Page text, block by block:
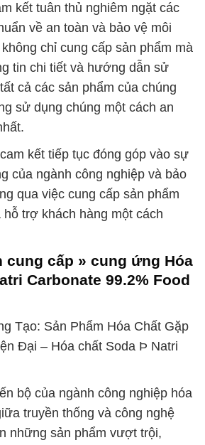
kết tuân thủ nghiêm ngặt các
về an toàn và bảo vệ môi
chỉ cung cấp sản phẩm mà
tin chi tiết và hướng dẫn sử
cả các sản phẩm của chúng
sử dụng chúng một cách an
kết tiếp tục đóng góp vào sự
của ngành công nghiệp và bảo
qua việc cung cấp sản phẩm
trợ khách hàng một cách
cấp » cung ứng Hóa
Carbonate 99.2% Food
Tạo: Sản Phẩm Hóa Chất Gặp
Đại – Hóa chất Soda Þ Natri
bộ của ngành công nghiệp hóa
truyền thống và công nghệ
những sản phẩm vượt trội,